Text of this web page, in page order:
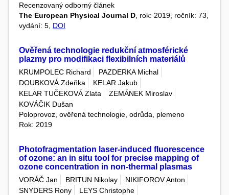
Recenzovaný odborný článek
The European Physical Journal D, rok: 2019, ročník: 73,
vydání: 5, DOI
Ověřená technologie redukční atmosférické
plazmy pro modifikaci flexibilních materiálů
KRUMPOLEC Richard
PAZDERKA Michal
DOUBKOVÁ Zdeňka
KELAR Jakub
KELAR TUČEKOVÁ Zlata
ZEMÁNEK Miroslav
KOVÁČIK Dušan
Poloprovoz, ověřená technologie, odrůda, plemeno
Rok: 2019
Photofragmentation laser-induced fluorescence
of ozone: an in situ tool for precise mapping of
ozone concentration in non-thermal plasmas
VORÁČ Jan BRITUN Nikolay
NIKIFOROV Anton
SNYDERS Rony
LEYS Christophe